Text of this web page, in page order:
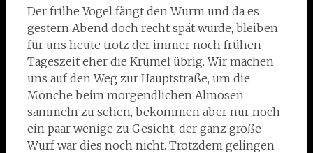
Der frühe Vogel fängt den Wurm und da es
gestern Abend doch recht spät wurde, bleiben
für uns heute trotz der immer noch frühen
Tageszeit eher die Krümel übrig. Wir machen
uns auf den Weg zur Hauptstraße, um die
Mönche beim morgendlichen Almosen
sammeln zu sehen, bekommen aber nur noch
ein paar wenige zu Gesicht, der ganz große
Wurf war dies noch nicht. Trotzdem gelingen